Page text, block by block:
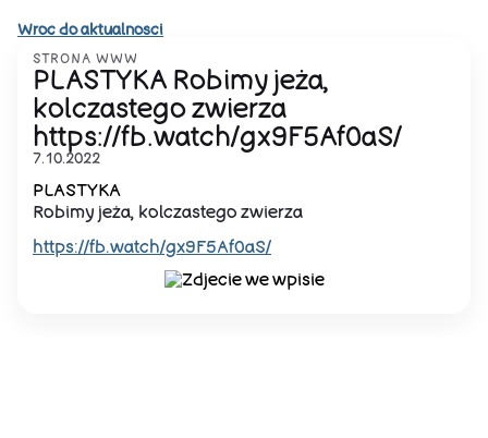
Wroc do aktualnosci
STRONA WWW
PLASTYKA Robimy jeża,
kolczastego zwierza
https://fb.watch/gx9F5Af0aS/
7.10.2022
PLASTYKA
Robimy jeża, kolczastego zwierza
https://fb.watch/gx9F5Af0aS/